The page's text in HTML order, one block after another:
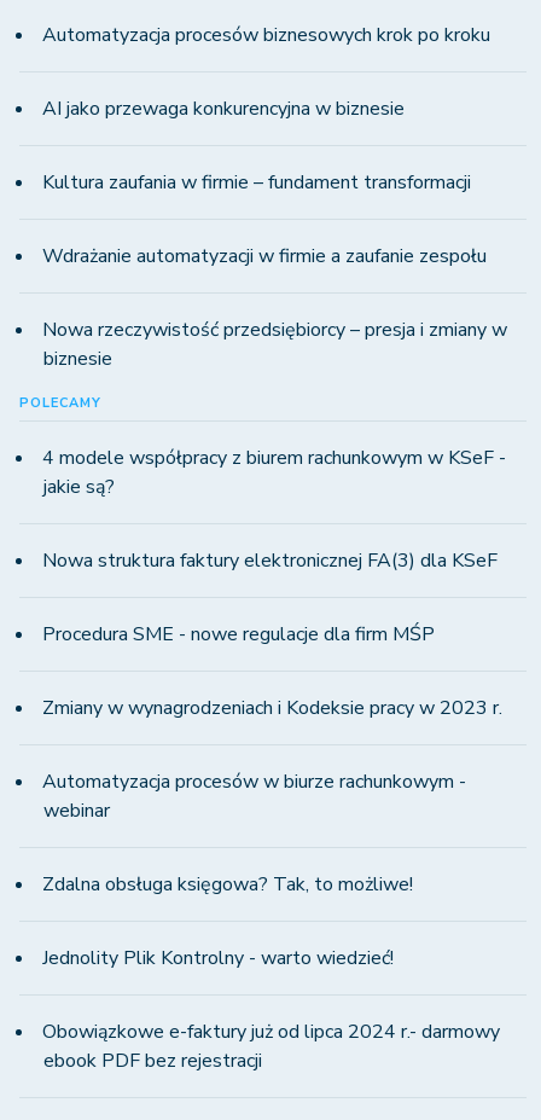
Automatyzacja procesów biznesowych krok po kroku
AI jako przewaga konkurencyjna w biznesie
Kultura zaufania w firmie – fundament transformacji
Wdrażanie automatyzacji w firmie a zaufanie zespołu
Nowa rzeczywistość przedsiębiorcy – presja i zmiany w
biznesie
POLECAMY
4 modele współpracy z biurem rachunkowym w KSeF -
jakie są?
Nowa struktura faktury elektronicznej FA(3) dla KSeF
Procedura SME - nowe regulacje dla firm MŚP
Zmiany w wynagrodzeniach i Kodeksie pracy w 2023 r.
Automatyzacja procesów w biurze rachunkowym -
webinar
Zdalna obsługa księgowa? Tak, to możliwe!
Jednolity Plik Kontrolny - warto wiedzieć!
Obowiązkowe e-faktury już od lipca 2024 r.- darmowy
ebook PDF bez rejestracji